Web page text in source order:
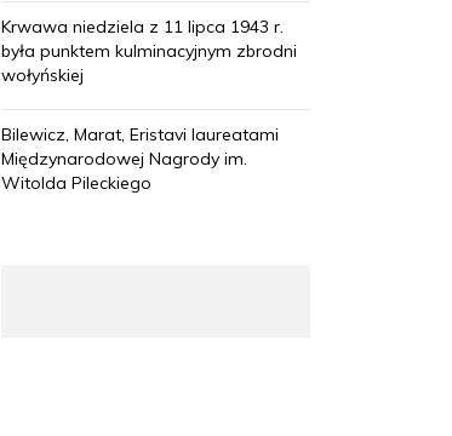
Krwawa niedziela z 11 lipca 1943 r.
była punktem kulminacyjnym zbrodni
wołyńskiej
Bilewicz, Marat, Eristavi laureatami
Międzynarodowej Nagrody im.
Witolda Pileckiego